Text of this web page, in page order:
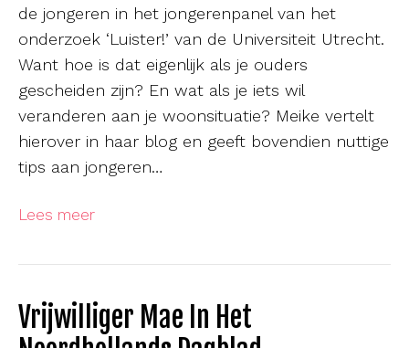
de jongeren in het jongerenpanel van het
onderzoek ‘Luister!’ van de Universiteit Utrecht.
Want hoe is dat eigenlijk als je ouders
gescheiden zijn? En wat als je iets wil
veranderen aan je woonsituatie? Meike vertelt
hierover in haar blog en geeft bovendien nuttige
tips aan jongeren…
Lees meer
Vrijwilliger Mae In Het